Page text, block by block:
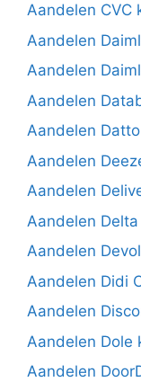
Aandelen CVC
Aandelen
Aandelen
Aandelen
Aandelen
Aandelen
Aandelen
Aandelen
Aandelen
Aandelen Didi
Aandelen
Aandelen Dole
Aandelen